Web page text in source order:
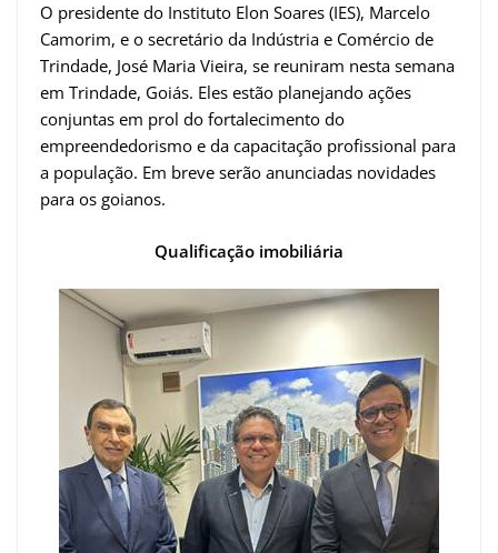
O presidente do Instituto Elon Soares (IES), Marcelo
Camorim, e o secretário da Indústria e Comércio de
Trindade, José Maria Vieira, se reuniram nesta semana
em Trindade, Goiás. Eles estão planejando ações
conjuntas em prol do fortalecimento do
empreendedorismo e da capacitação profissional para
a população. Em breve serão anunciadas novidades
para os goianos.
Qualificação imobiliária